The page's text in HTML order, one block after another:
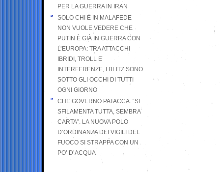
PER LA GUERRA IN IRAN
SOLO CHI È IN MALAFEDE
NON VUOLE VEDERE CHE
PUTIN È GIÀ IN GUERRA CON
L’EUROPA: TRA ATTACCHI
IBRIDI, TROLL E
INTERFERENZE, I BLITZ SONO
SOTTO GLI OCCHI DI TUTTI
OGNI GIORNO
CHE GOVERNO PATACCA. “SI
SFILAMENTA TUTTA, SEMBRA
CARTA”. LA NUOVA POLO
D’ORDINANZA DEI VIGILI DEL
FUOCO SI STRAPPA CON UN
PO’ D’ACQUA